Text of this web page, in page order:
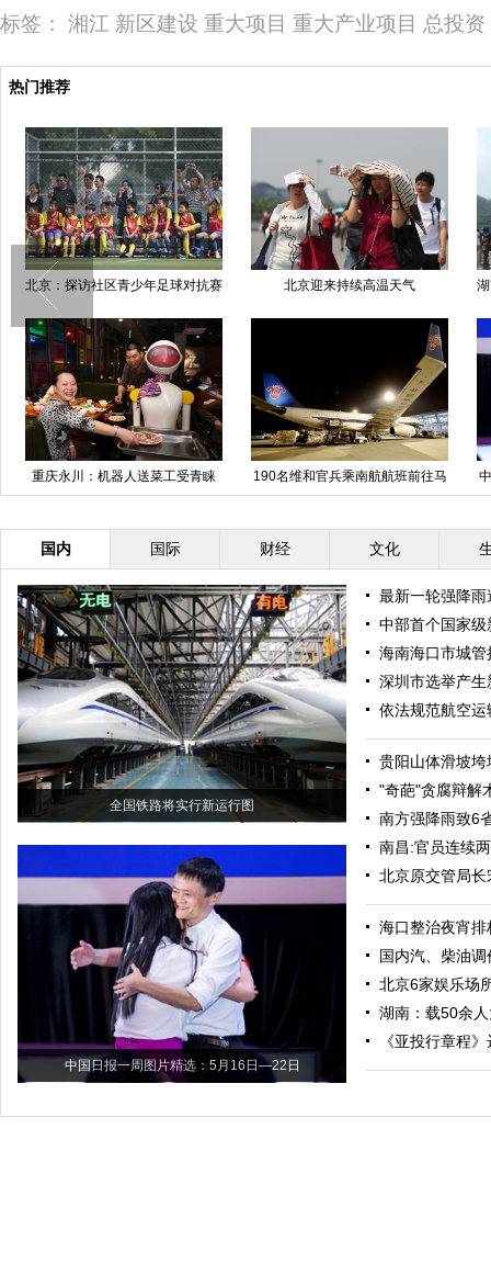
标签： 湘江 新区建设 重大项目 重大产业项目 总投资
热门推荐
北京：探访社区青少年足球对抗赛 北京迎来持续高温天气
重庆永川：机器人送菜工受青睐
190名维和官兵乘南航航班前往马
里执行维和任务
国内 国际 财经 文化
全国铁路将实行新运行图
中国日报一周图片精选：5月16日—22日
最新一轮强降
中部首个国家
海南海口市城
深圳市选举产
依法规范航空
贵阳山体滑坡
"奇葩"贪腐辩解
南方强降雨致6
南昌:官员连续
北京原交管局
海口整治夜宵
国内汽、柴油调
北京6家娱乐场
湖南：载50余
《亚投行章程